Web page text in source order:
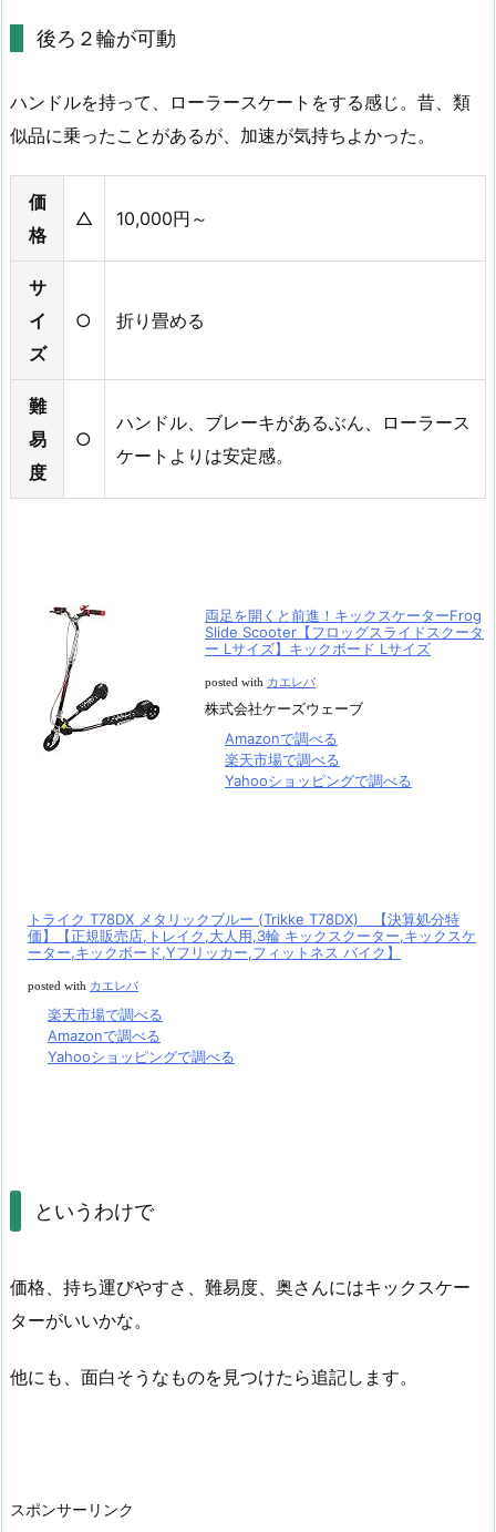
後ろ２輪が可動
ハンドルを持って、ローラースケートをする感じ。昔、類
似品に乗ったことがあるが、加速が気持ちよかった。
価
格
△ 10,000円～
サ
イ
ズ
○ 折り畳める
難
易
度
○
ハンドル、ブレーキがあるぶん、ローラース
ケートよりは安定感。
両足を開くと前進！キックスケーターFrog
Slide Scooter【フロッグスライドスクータ
ー Lサイズ】キックボード Lサイズ
posted with カエレバ
株式会社ケーズウェーブ
Amazonで調べる
楽天市場で調べる
Yahooショッピングで調べる
トライク T78DX メタリックブルー (Trikke T78DX) 【決算処分特
価】【正規販売店,トレイク,大人用,3輪 キックスクーター,キックスケ
ーター,キックボード,Yフリッカー,フィットネス バイク】
posted with カエレバ
楽天市場で調べる
Amazonで調べる
Yahooショッピングで調べる
というわけで
価格、持ち運びやすさ、難易度、奥さんにはキックスケー
ターがいいかな。
他にも、面白そうなものを見つけたら追記します。
スポンサーリンク